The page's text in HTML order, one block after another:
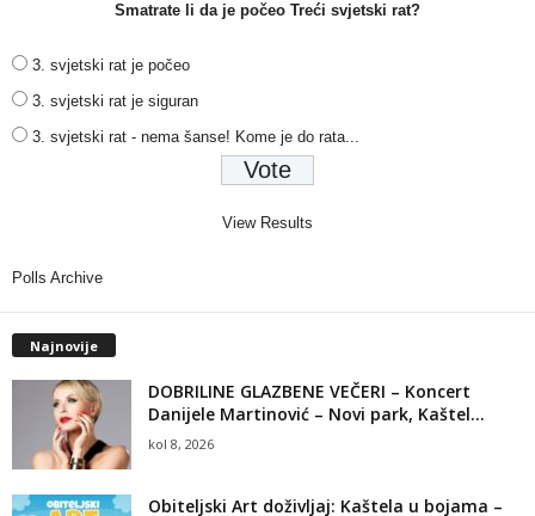
Smatrate li da je počeo Treći svjetski rat?
3. svjetski rat je počeo
3. svjetski rat je siguran
3. svjetski rat - nema šanse! Kome je do rata...
View Results
Polls Archive
Najnovije
DOBRILINE GLAZBENE VEČERI – Koncert
Danijele Martinović – Novi park, Kaštel...
kol 8, 2026
Obiteljski Art doživljaj: Kaštela u bojama –